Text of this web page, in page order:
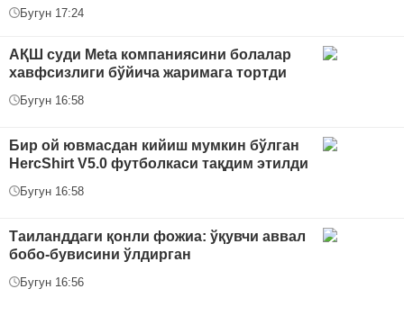
Бугун 17:24
АҚШ суди Meta компаниясини болалар
хавфсизлиги бўйича жаримага тортди
Бугун 16:58
Бир ой ювмасдан кийиш мумкин бўлган
HercShirt V5.0 футболкаси тақдим этилди
Бугун 16:58
Таиланддаги қонли фожиа: ўқувчи аввал
бобо-бувисини ўлдирган
Бугун 16:56